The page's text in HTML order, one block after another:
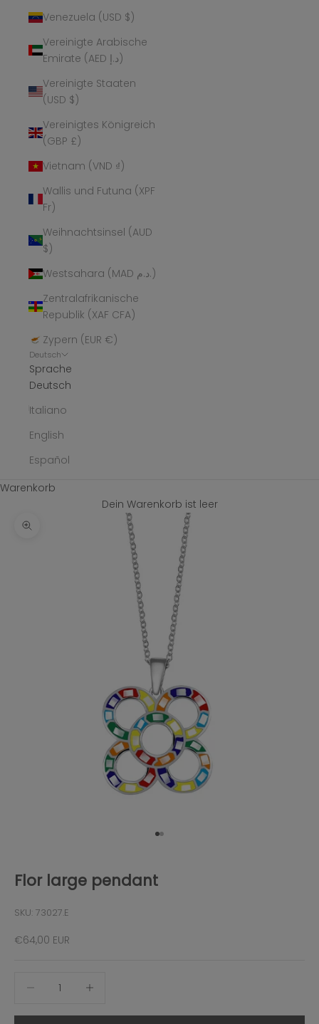
Venezuela (USD $)
Vereinigte Arabische
Emirate (AED د.إ)
Vereinigte Staaten
(USD $)
Vereinigtes Königreich
(GBP £)
Vietnam (VND ₫)
Wallis und Futuna (XPF
Fr)
Weihnachtsinsel (AUD
$)
Westsahara (MAD د.م.)
Zentralafrikanische
Republik (XAF CFA)
Zypern (EUR €)
Deutsch
Sprache
Deutsch
Italiano
English
Español
Warenkorb
Dein Warenkorb ist leer
Bild vergrößern
Gehe zu Element 1
Gehe zu Element 2
Flor large pendant
SKU: 73027.E
Angebot
€64,00 EUR